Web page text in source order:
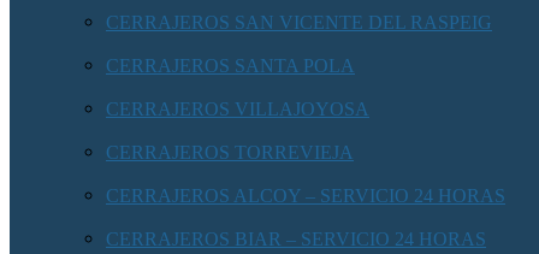
CERRAJEROS SAN VICENTE DEL RASPEIG
CERRAJEROS SANTA POLA
CERRAJEROS VILLAJOYOSA
CERRAJEROS TORREVIEJA
CERRAJEROS ALCOY – SERVICIO 24 HORAS
CERRAJEROS BIAR – SERVICIO 24 HORAS